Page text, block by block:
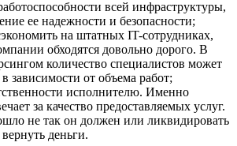
всей инфраструктуры,
ее надежности и безопасности;
на штатных IT-сотрудниках,
обходятся довольно дорого. В
количество специалистов может
в зависимости от объема работ;
исполнителю. Именно
за качество предоставляемых услуг.
не так он должен или ликвидировать
деньги.